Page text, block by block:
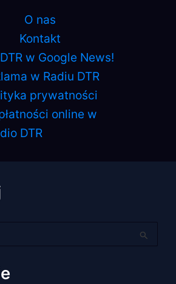
O nas
Kontakt
w Google News!
w Radiu DTR
prywatności
online w
DTR